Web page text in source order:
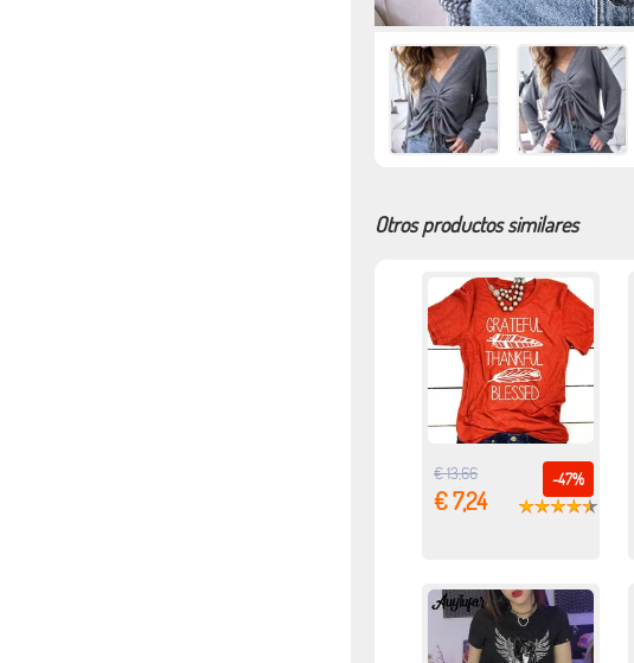
Otros productos similares
-47%
€ 13,66
€ 7,24